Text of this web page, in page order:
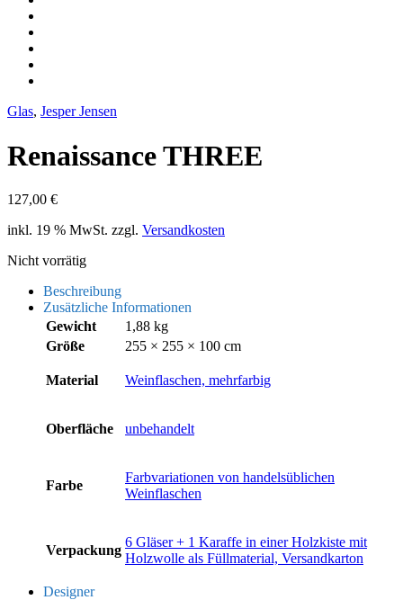
Glas, Jesper Jensen
Renaissance THREE
127,00 €
inkl. 19 % MwSt. zzgl. Versandkosten
Nicht vorrätig
Beschreibung
Zusätzliche Informationen
Gewicht
1,88 kg
Größe
255 × 255 × 100 cm
Material Weinflaschen, mehrfarbig
Oberfläche unbehandelt
Farbe
Farbvariationen von handelsüblichen
Weinflaschen
Verpackung
6 Gläser + 1 Karaffe in einer Holzkiste mit
Holzwolle als Füllmaterial, Versandkarton
Designer